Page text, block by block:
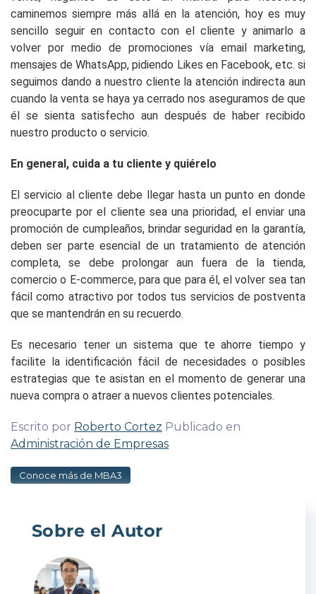
caminemos siempre más allá en la atención, hoy es muy
sencillo seguir en contacto con el cliente y animarlo a
volver por medio de promociones vía email marketing,
mensajes de WhatsApp, pidiendo Likes en Facebook, etc. si
seguimos dando a nuestro cliente la atención indirecta aun
cuando la venta se haya ya cerrado nos aseguramos de que
él se sienta satisfecho aun después de haber recibido
nuestro producto o servicio.
En general, cuida a tu cliente y quiérelo
El servicio al cliente debe llegar hasta un punto en donde
preocuparte por el cliente sea una prioridad, el enviar una
promoción de cumpleaños, brindar seguridad en la garantía,
deben ser parte esencial de un tratamiento de atención
completa, se debe prolongar aun fuera de la tienda,
comercio o E-commerce, para que para él, el volver sea tan
fácil como atractivo por todos tus servicios de postventa
que se mantendrán en su recuerdo.
Es necesario tener un sistema que te ahorre tiempo y
facilite la identificación fácil de necesidades o posibles
estrategias que te asistan en el momento de generar una
nueva compra o atraer a nuevos clientes potenciales.
Escrito por Roberto Cortez Publicado en
Administración de Empresas
Conoce más de MBA3
Sobre el Autor